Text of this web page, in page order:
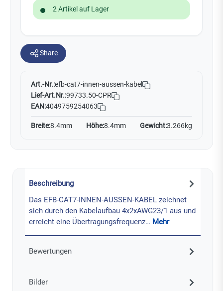
2 Artikel auf Lager
Share
Art.-Nr.:efb-cat7-innen-aussen-kabel
Lief-Art.Nr.:99733.50-CPR
EAN:4049759254063
Breite:8.4mm Höhe:8.4mm Gewicht:3.266kg
Beschreibung
Das EFB-CAT7-INNEN-AUSSEN-KABEL zeichnet
sich durch den Kabelaufbau 4x2xAWG23/1 aus und
erreicht eine Übertragungsfrequenz… Mehr
Bewertungen
Bilder